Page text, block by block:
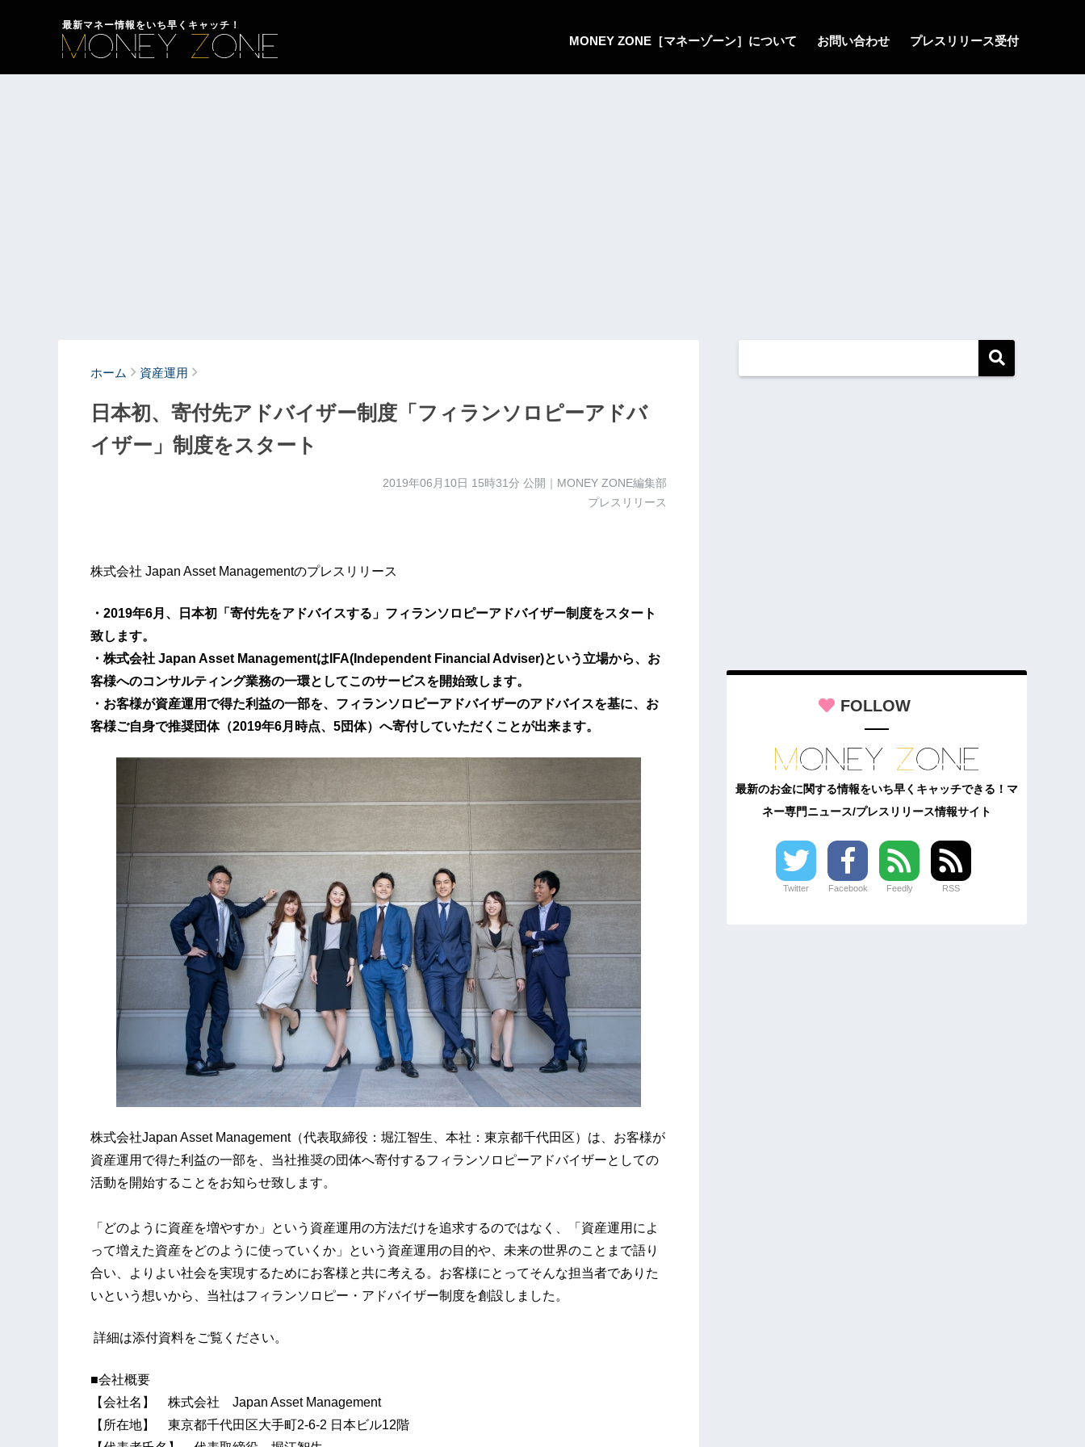
最新マネー情報をいち早くキャッチ！
MONEY ZONE［マネーゾーン］について お問い合わせ プレスリリース受付
ホーム 資産運用
日本初、寄付先アドバイザー制度「フィランソロピーアドバ
イザー」制度をスタート
2019年06月10日 15時31分 公開｜MONEY ZONE編集部
プレスリリース
株式会社 Japan Asset Managementのプレスリリース
・2019年6月、日本初「寄付先をアドバイスする」フィランソロピーアドバイザー制度をスタート
致します。
・株式会社 Japan Asset ManagementはIFA(Independent Financial Adviser)という立場から、お
客様へのコンサルティング業務の一環としてこのサービスを開始致します。
・お客様が資産運用で得た利益の一部を、フィランソロピーアドバイザーのアドバイスを基に、お
客様ご自身で推奨団体（2019年6月時点、5団体）へ寄付していただくことが出来ます。
株式会社Japan Asset Management（代表取締役：堀江智生、本社：東京都千代田区）は、お客様が
資産運用で得た利益の一部を、当社推奨の団体へ寄付するフィランソロピーアドバイザーとしての
活動を開始することをお知らせ致します。
「どのように資産を増やすか」という資産運用の方法だけを追求するのではなく、「資産運用によ
って増えた資産をどのように使っていくか」という資産運用の目的や、未来の世界のことまで語り
合い、よりよい社会を実現するためにお客様と共に考える。お客様にとってそんな担当者でありた
いという想いから、当社はフィランソロピー・アドバイザー制度を創設しました。
詳細は添付資料をご覧ください。
■会社概要
【会社名】 株式会社 Japan Asset Management
【所在地】 東京都千代田区大手町2-6-2 日本ビル12階
FOLLOW
最新のお金に関する情報をいち早くキャッチできる！マ
ネー専門ニュース/プレスリリース情報サイト
Twitter Facebook Feedly RSS